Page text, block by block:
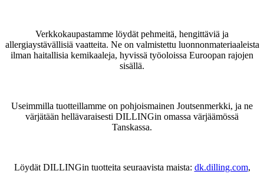
Verkkokaupastamme löydät pehmeitä, hengittäviä ja
allergiaystävällisiä vaatteita. Ne on valmistettu luonnonmateriaaleista
ilman haitallisia kemikaaleja, hyvissä työoloissa Euroopan rajojen
sisällä.
Useimmilla tuotteillamme on pohjoismainen Joutsenmerkki, ja ne
värjätään hellävaraisesti DILLINGin omassa värjäämössä
Tanskassa.
Löydät DILLINGin tuotteita seuraavista maista: dk.dilling.com,